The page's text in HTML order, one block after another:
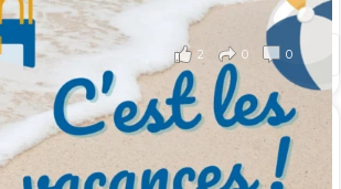
2 0 0
· Partager
l’Isep via la taxe d’apprentissage 2026
ensemble à former les générations
de demain. 🙏